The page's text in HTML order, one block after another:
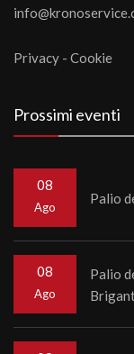
Privacy - Cookie
Prossimi eventi
08
Ago
Palio
08
Ago
Palio